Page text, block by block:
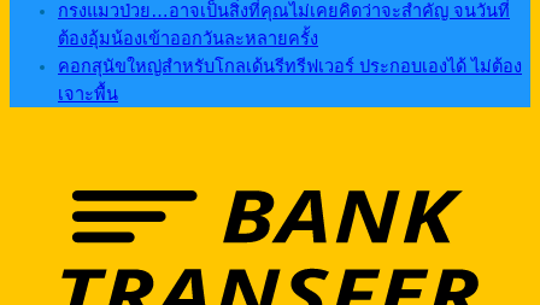
กรงแมวป่วย…อาจเป็นสิ่งที่คุณไม่เคยคิดว่าจะสำคัญ จนวันที่
ต้องอุ้มน้องเข้าออกวันละหลายครั้ง
คอกสุนัขใหญ่สำหรับโกลเด้นรีทรีฟเวอร์ ประกอบเองได้ ไม่ต้อง
เจาะพื้น